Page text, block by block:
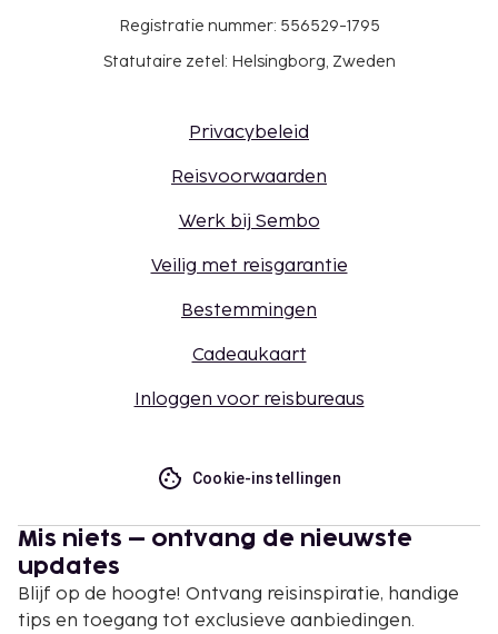
Registratie nummer: 556529-1795
Statutaire zetel: Helsingborg, Zweden
Privacybeleid
Reisvoorwaarden
Werk bij Sembo
Veilig met reisgarantie
Bestemmingen
Cadeaukaart
Inloggen voor reisbureaus
Cookie-instellingen
Mis niets – ontvang de nieuwste
updates
Blijf op de hoogte! Ontvang reisinspiratie, handige
tips en toegang tot exclusieve aanbiedingen.